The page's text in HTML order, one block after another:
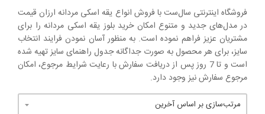
فروشگاه اینترنتی سال‌ست با فروش انواع یقه اسکی مردانه ارزان قیمت
در مدل‌های جدید و متنوع امکان خرید بلوز یقه اسکی مردانه را برای
مشتریان عزیز فراهم نموده است. به منظور آسان نمودن فرایند انتخاب
سایز، برای هر محصول به صورت جداگانه جدول راهنمای سایز تهیه شده
است و تا 7 روز پس از دریافت سفارش با رعایت شرایط مرجوع، امکان
مرجوع سفارش نیز وجود دارد.